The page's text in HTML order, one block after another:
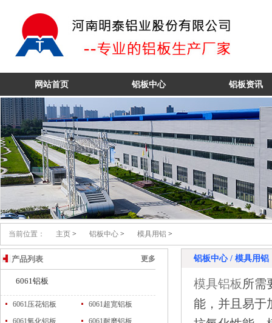
网站首页 铝板中心 铝板资讯
当前位置： 主页 > 铝板中心 > 模具用铝 >
更多
产品列表
6061铝板
6061压花铝板
6061超宽铝板
6061氧化铝板
6061耐磨铝板
铝板中心 / 模具用铝
模具铝板所需
能，并且易于